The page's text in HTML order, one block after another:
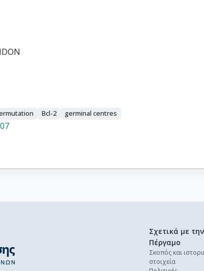
Bcl-2 germinal centres
Σχετικά με την
Πέργαμο
Σκοπός και
στοιχεία